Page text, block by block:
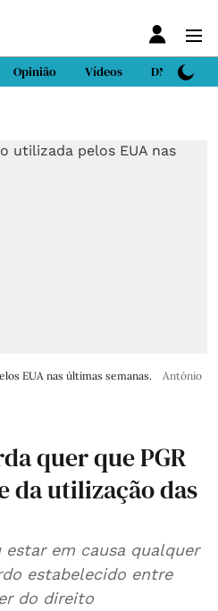
Opinião Vídeos DN Sport
EUA nas últimas semanas.
António
quer que PGR
da utilização das
estar em causa qualquer
estabelecido entre
do direito